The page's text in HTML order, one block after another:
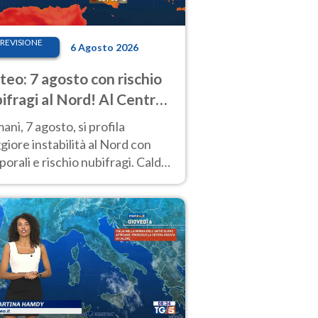
6 Agosto 2026
7 agosto con rischio
al Nord! Al Centro-
caldo estremo
7 agosto, si profila
instabilità al Nord con
e rischio nubifragi. Caldo